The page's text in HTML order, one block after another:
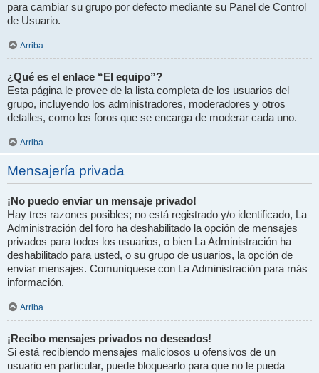
para cambiar su grupo por defecto mediante su Panel de Control
de Usuario.
Arriba
¿Qué es el enlace “El equipo”?
Esta página le provee de la lista completa de los usuarios del
grupo, incluyendo los administradores, moderadores y otros
detalles, como los foros que se encarga de moderar cada uno.
Arriba
Mensajería privada
¡No puedo enviar un mensaje privado!
Hay tres razones posibles; no está registrado y/o identificado, La
Administración del foro ha deshabilitado la opción de mensajes
privados para todos los usuarios, o bien La Administración ha
deshabilitado para usted, o su grupo de usuarios, la opción de
enviar mensajes. Comuníquese con La Administración para más
información.
Arriba
¡Recibo mensajes privados no deseados!
Si está recibiendo mensajes maliciosos u ofensivos de un
usuario en particular, puede bloquearlo para que no le pueda